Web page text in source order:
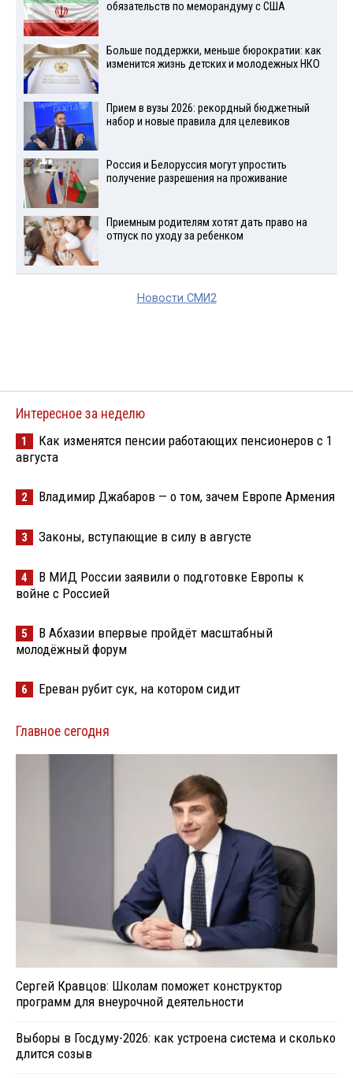
обязательств по меморандуму с США
Больше поддержки, меньше бюрократии: как
изменится жизнь детских и молодежных НКО
Прием в вузы 2026: рекордный бюджетный
набор и новые правила для целевиков
Россия и Белоруссия могут упростить
получение разрешения на проживание
Приемным родителям хотят дать право на
отпуск по уходу за ребенком
Новости СМИ2
Интересное за неделю
1
Как изменятся пенсии работающих пенсионеров с 1
августа
2 Владимир Джабаров — о том, зачем Европе Армения
3 Законы, вступающие в силу в августе
4
В МИД России заявили о подготовке Европы к
войне с Россией
5
В Абхазии впервые пройдёт масштабный
молодёжный форум
6 Ереван рубит сук, на котором сидит
Главное сегодня
Сергей Кравцов: Школам поможет конструктор
программ для внеурочной деятельности
Выборы в Госдуму-2026: как устроена система и сколько
длится созыв